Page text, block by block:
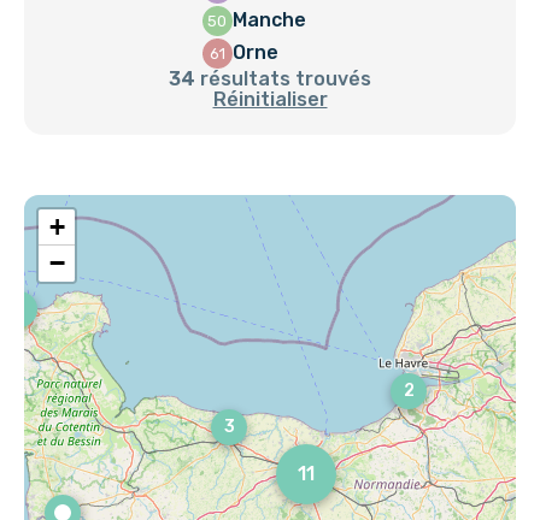
50 Manche
61 Orne
34 résultats trouvés
Réinitialiser
2
3
11
+
−